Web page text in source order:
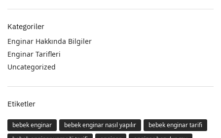
Kategoriler
Enginar Hakkında Bilgiler
Enginar Tarifleri
Uncategorized
Etiketler
bebek enginar bebek enginar nasıl yapılır
bebek enginar tarifi